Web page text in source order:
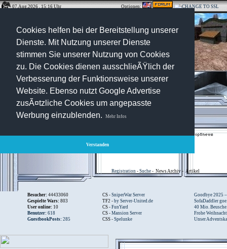
Cookies helfen bei der Bereitstellung unserer
Dienste. Mit Nutzung unserer Dienste
stimmen Sie unserer Nutzung von Cookies
zu. Die Cookies dienen ausschlieÃŸlich der
Verbesserung der Funktionsweise unserer
Website. Ebenso nutzt Google Advertise
zusÃ¤tzliche Cookies um angepasste
Werbung einzublenden.
Mehr Infos
Verstanden
07.Aug.2026 , 15:16 Uhr Optionen:
Registration - Suche - News Archiv - Artikel
Besucher: 44433060 CS - SniperWar Server
Goodbye 2025 –
Gespielte Wars: 803 TF2 - by Server-United.de
SofaDaddler
User online: 10 CS - FunYard
40 Mio.
Benutzer: 618 CS - Mansion Server
Frohe
GuestbookPosts: 285 CSS - Spelunke Unser